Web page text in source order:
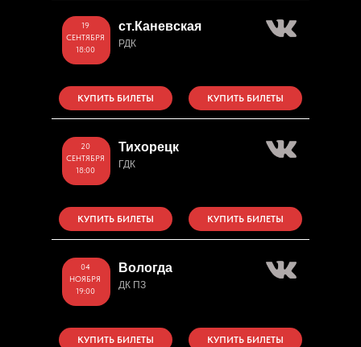
КУПИТЬ БИЛЕТЫ
КУПИТЬ БИЛЕТЫ
РДК
ст.Каневская
19
СЕНТЯБРЯ
18:00
КУПИТЬ БИЛЕТЫ
КУПИТЬ БИЛЕТЫ
ГДК
Тихорецк
20
СЕНТЯБРЯ
18:00
КУПИТЬ БИЛЕТЫ
КУПИТЬ БИЛЕТЫ
ДК ПЗ
Вологда
04
НОЯБРЯ
19:00